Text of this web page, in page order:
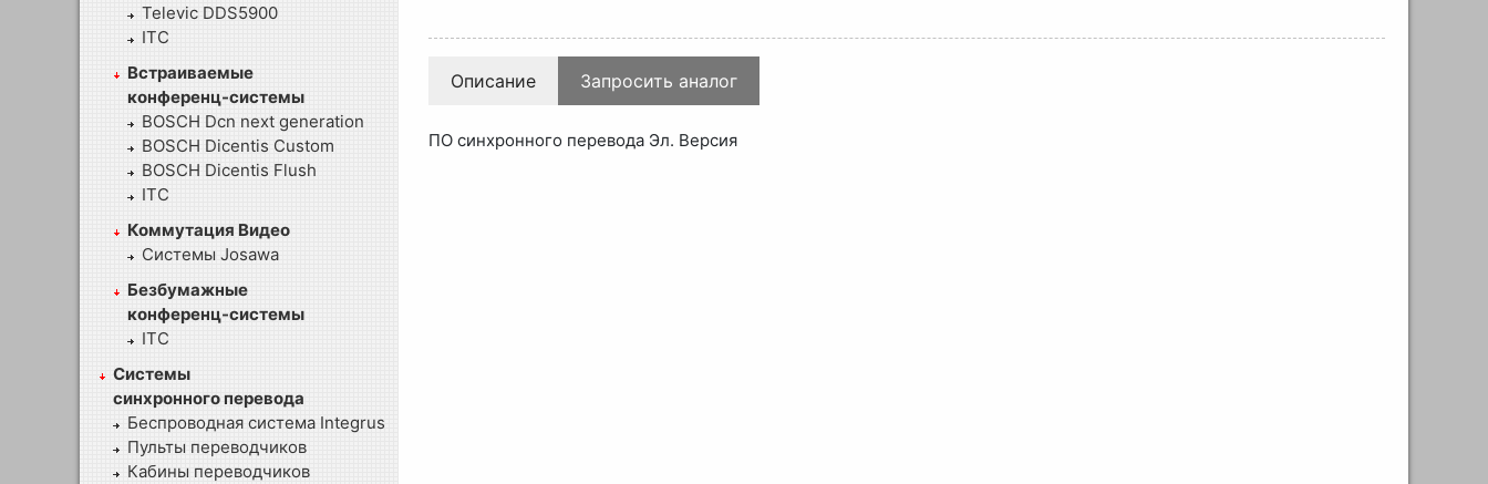
Televic DDS5900
ITC
Встраиваемые
конференц-системы
BOSCH Dcn next generation
BOSCH Dicentis Custom
BOSCH Dicentis Flush
ITC
Коммутация Видео
Системы Josawa
Безбумажные
конференц-системы
ITC
Системы
синхронного перевода
Беспроводная система Integrus
Пульты переводчиков
Кабины переводчиков
Описание Запросить аналог
ПО синхронного перевода Эл. Версия